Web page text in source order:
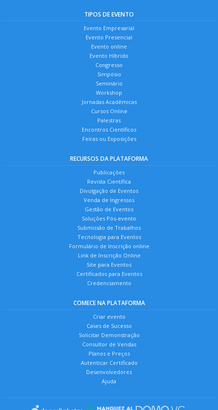
TIPOS DE EVENTO
Evento Empresarial
Evento Presencial
Evento online
Evento Híbrido
Congresso
Simpósio
Seminário
Workshop
Jornadas Acadêmicas
Cursos Online
Palestras
Encontros Científicos
Feiras ou Exposições
RECURSOS DA PLATAFORMA
Publicações
Revista Científica
Divulgação de Eventos
Venda de Ingressos
Gestão de Eventos
Soluções Pós-evento
Submissão de Trabalhos
Tecnologia para Eventos
Formulário de Inscrição online
Link de Inscrição Online
Site para Eventos
Certificados para Eventos
Credenciamento
COMECE NA PLATAFORMA
Criar evento
Cases de Sucesso
Solicitar Demonstração
Consultor de Vendas
Planos e Preços
Autenticar Certificado
Desenvolvedores
Ajuda